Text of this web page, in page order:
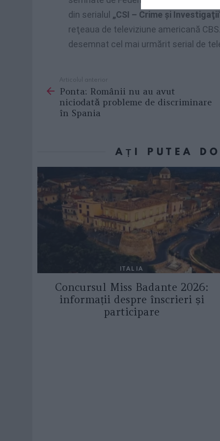
din serialul „CSI – Crime şi
reţeaua de televiziune americană
desemnat cel mai urmărit serial de
more
Articolul anterior
Ponta: Românii nu au avut
niciodată probleme de discriminare
în Spania
AȚI PUTEA
ITALIA
Concursul Miss Badante 2026:
informații despre înscrieri și
participare